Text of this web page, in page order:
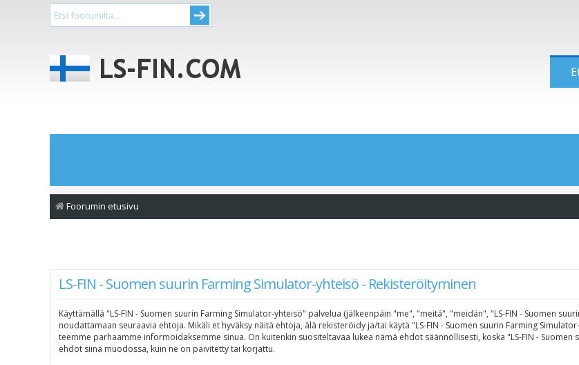
Foorumin etusivu
LS-FIN - Suomen suurin Farming Simulator-yhteisö - Rekisteröityminen
Käyttämällä "LS-FIN - Suomen suurin Farming Simulator-yhteisö" palvelua (jälkeenpäin "me", "meitä", "meidän", "LS-FIN - Suomen
noudattamaan seuraavia ehtoja. Mikäli et hyväksy näitä ehtoja, älä rekisteröidy ja/tai käytä "LS-FIN - Suomen suurin Farming
teemme parhaamme informoidaksemme sinua. On kuitenkin suositeltavaa lukea nämä ehdot säännöllisesti, koska "LS-FIN -
ehdot siinä muodossa, kuin ne on päivitetty tai korjattu.